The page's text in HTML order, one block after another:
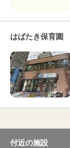
はばたき保育園
付近の施設